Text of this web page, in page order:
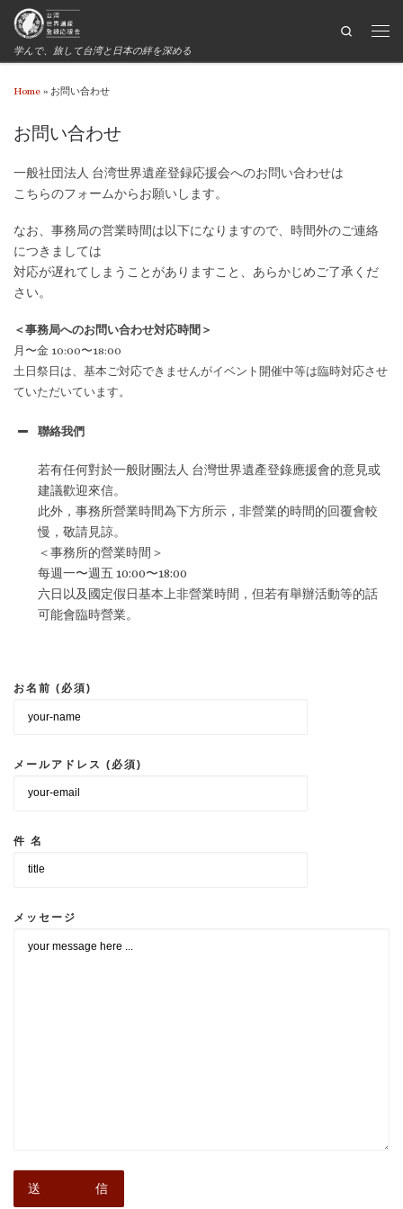
学んで、旅して台湾と日本の絆を深める
Search
Home » お問い合わせ
お問い合わせ
一般社団法人 台湾世界遺産登録応援会へのお問い合わせは
こちらのフォームからお願いします。
なお、事務局の営業時間は以下になりますので、時間外のご連絡
につきましては
対応が遅れてしまうことがありますこと、あらかじめご了承くだ
さい。
＜事務局へのお問い合わせ対応時間＞
月〜金 10:00〜18:00
土日祭日は、基本ご対応できませんがイベント開催中等は臨時対応させ
ていただいています。
聯絡我們
若有任何對於一般財團法人 台灣世界遺產登錄應援會的意見或
建議歡迎來信。
此外，事務所營業時間為下方所示，非營業的時間的回覆會較
慢，敬請見諒。
＜事務所的營業時間＞
每週一〜週五 10:00〜18:00
六日以及國定假日基本上非營業時間，但若有舉辦活動等的話
可能會臨時營業。
お名前 (必須)
メールアドレス (必須)
件 名
メッセージ